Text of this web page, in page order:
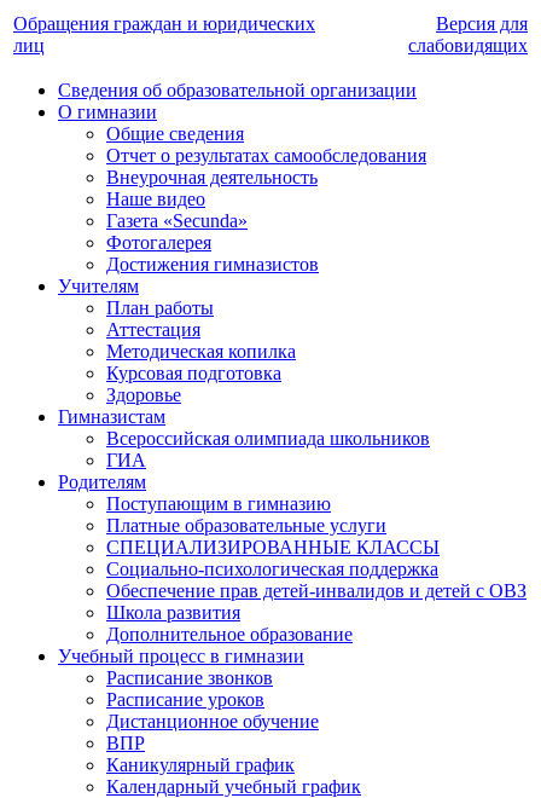
Обращения граждан и юридических
лиц
Версия для
слабовидящих
Сведения об образовательной организации
О гимназии
Общие сведения
Отчет о результатах самообследования
Внеурочная деятельность
Наше видео
Газета «Secunda»
Фотогалерея
Достижения гимназистов
Учителям
План работы
Аттестация
Методическая копилка
Курсовая подготовка
Здоровье
Гимназистам
Всероссийская олимпиада школьников
ГИА
Родителям
Поступающим в гимназию
Платные образовательные услуги
СПЕЦИАЛИЗИРОВАННЫЕ КЛАССЫ
Социально-психологическая поддержка
Обеспечение прав детей-инвалидов и детей с ОВЗ
Школа развития
Дополнительное образование
Учебный процесс в гимназии
Расписание звонков
Расписание уроков
Дистанционное обучение
ВПР
Каникулярный график
Календарный учебный график